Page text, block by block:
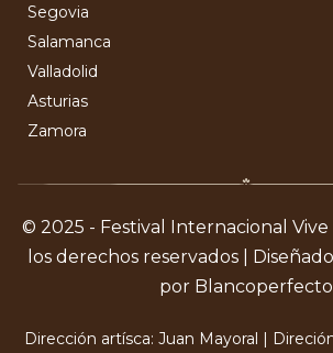
Segovia
Salamanca
Valladolid
Asturias
Zamora
© 2025 - Festival Internacional Vive
los derechos reservados |
por Blancoperfecto
Dirección artísca: Juan Mayoral |